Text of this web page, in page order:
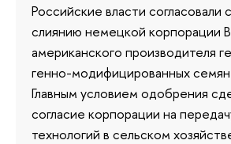
Российские власти согласовали
слиянию немецкой корпорации
американского производителя
генно-модифицированных
Главным условием одобрения
согласие корпорации на
технологий в сельском